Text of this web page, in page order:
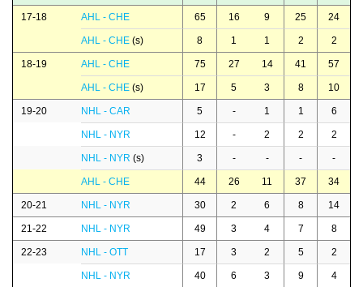
17-18 AHL - CHE 65 16 9 25 24
AHL - CHE (s) 8 1 1 2 2
18-19 AHL - CHE 75 27 14 41 57
AHL - CHE (s) 17 5 3 8 10
19-20 NHL - CAR 5 - 1 1 6
NHL - NYR 12 - 2 2 2
NHL - NYR (s) 3 - - - -
AHL - CHE 44 26 11 37 34
20-21 NHL - NYR 30 2 6 8 14
21-22 NHL - NYR 49 3 4 7 8
22-23 NHL - OTT 17 3 2 5 2
NHL - NYR 40 6 3 9 4